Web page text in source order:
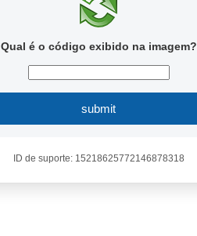
Qual é o código exibido na imagem?
submit
ID de suporte: 15218625772146878318